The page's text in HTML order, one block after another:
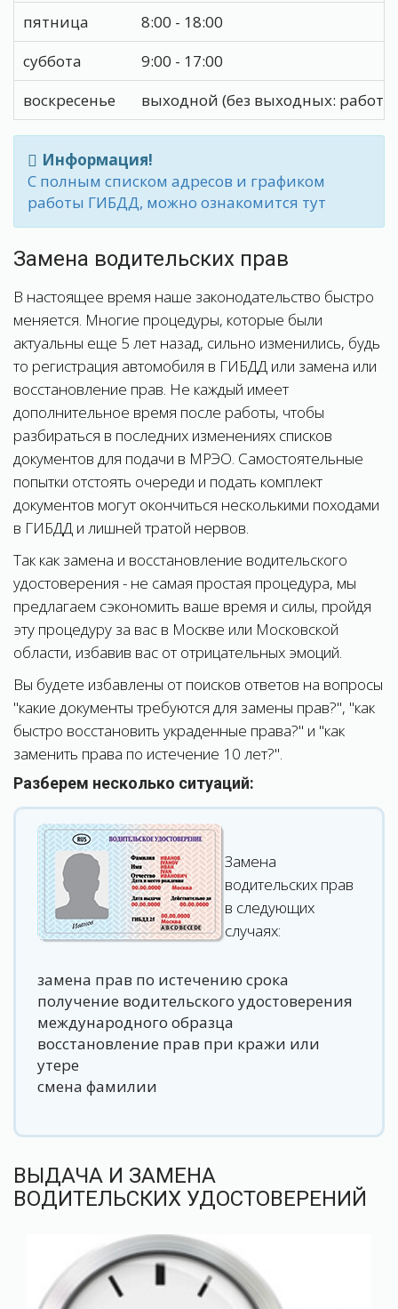
пятница
8:00 - 18:00
суббота
9:00 - 17:00
воскресенье
выходной (без выходных:
Информация!
С полным списком адресов и графиком
работы ГИБДД, можно ознакомится тут
Замена водительских прав
В настоящее время наше законодательство быстро
меняется. Многие процедуры, которые были
актуальны еще 5 лет назад, сильно изменились, будь
то регистрация автомобиля в ГИБДД или замена или
восстановление прав. Не каждый имеет
дополнительное время после работы, чтобы
разбираться в последних изменениях списков
документов для подачи в МРЭО. Самостоятельные
попытки отстоять очереди и подать комплект
документов могут окончиться несколькими походами
в ГИБДД и лишней тратой нервов.
Так как замена и восстановление водительского
удостоверения - не самая простая процедура, мы
предлагаем сэкономить ваше время и силы, пройдя
эту процедуру за вас в Москве или Московской
области, избавив вас от отрицательных эмоций.
Вы будете избавлены от поисков ответов на вопросы
"какие документы требуются для замены прав?", "как
быстро восстановить украденные права?" и "как
заменить права по истечение 10 лет?".
Разберем несколько ситуаций:
Замена
водительских прав
в следующих
случаях:
замена прав по истечению срока
получение водительского удостоверения
международного образца
восстановление прав при кражи или
утере
смена фамилии
ВЫДАЧА И ЗАМЕНА
ВОДИТЕЛЬСКИХ УДОСТОВЕРЕНИЙ